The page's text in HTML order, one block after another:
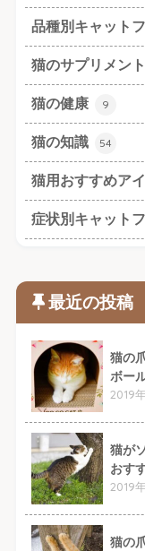
品種別キャット
猫のサプリメント
猫の健康 9
猫の知識 54
猫用おすすめア
症状別キャット
最近の投稿
猫の
ボー
2019
猫が
おす
2019
猫の